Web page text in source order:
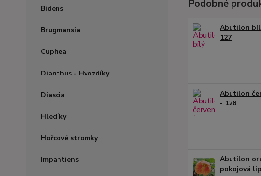
Bidens
Brugmansia
Cuphea
Dianthus - Hvozdíky
Diascia
Hledíky
Hořcové stromky
Impantiens
Podobné
Abutilon
127
Abutilon
- 128
Abutilon
pokojová